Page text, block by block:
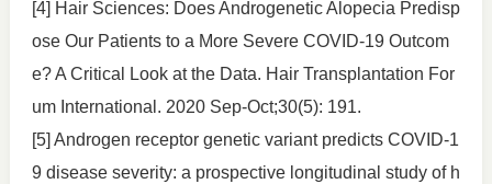
[4] Hair Sciences: Does Androgenetic Alopecia Predisp
ose Our Patients to a More Severe COVID-19 Outcom
e? A Critical Look at the Data. Hair Transplantation For
um International. 2020 Sep-Oct;30(5): 191.
[5] Androgen receptor genetic variant predicts COVID-1
9 disease severity: a prospective longitudinal study of h